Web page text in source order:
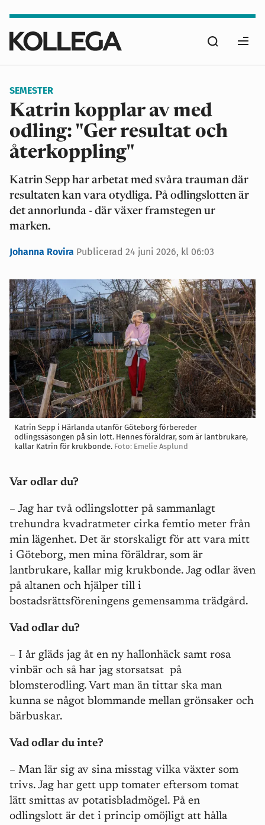
huvudinnehåll
Sök
SEMESTER
Katrin kopplar av med
odling: "Ger resultat och
återkoppling"
Katrin Sepp har arbetat med svåra trauman där
resultaten kan vara otydliga. På odlingslotten är
det annorlunda - där växer framstegen ur
marken.
Johanna Rovira Publicerad 24 juni 2026, kl 06:03
Katrin Sepp i Härlanda utanför Göteborg förbereder
odlingssäsongen på sin lott. Hennes föräldrar, som är lantbrukare,
kallar Katrin för krukbonde. Foto: Emelie Asplund
Var odlar du?
– Jag har två odlingslotter på sammanlagt
trehundra kvadratmeter cirka femtio meter från
min lägenhet. Det är storskaligt för att vara mitt
i Göteborg, men mina föräldrar, som är
lantbrukare, kallar mig krukbonde. Jag odlar även
på altanen och hjälper till i
bostadsrättsföreningens gemensamma trädgård.
Vad odlar du?
– I år gläds jag åt en ny hallonhäck samt rosa
vinbär och så har jag storsatsat på
blomsterodling. Vart man än tittar ska man
kunna se något blommande mellan grönsaker och
bärbuskar.
Vad odlar du inte?
– Man lär sig av sina misstag vilka växter som
trivs. Jag har gett upp tomater eftersom tomat
lätt smittas av potatisbladmögel. På en
odlingslott är det i princip omöjligt att hålla